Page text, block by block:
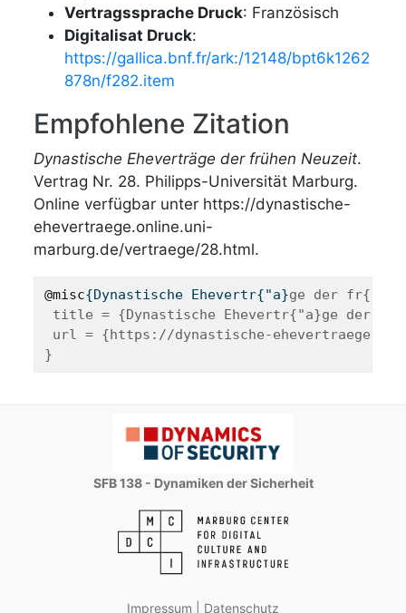
Vertragssprache Druck: Französisch
Digitalisat Druck:
https://gallica.bnf.fr/ark:/12148/bpt6k1262
878n/f282.item
Empfohlene Zitation
Dynastische Eheverträge der frühen Neuzeit.
Vertrag Nr. 28. Philipps-Universität Marburg.
Online verfügbar unter https://dynastische-
ehevertraege.online.uni-
marburg.de/vertraege/28.html.
@misc{Dynastische Ehevertr{"a}ge der
title = {Dynastische Ehevertr{"a}ge der
url = {https://dynastische-
}
SFB 138 - Dynamiken der Sicherheit
Impressum Datenschutz